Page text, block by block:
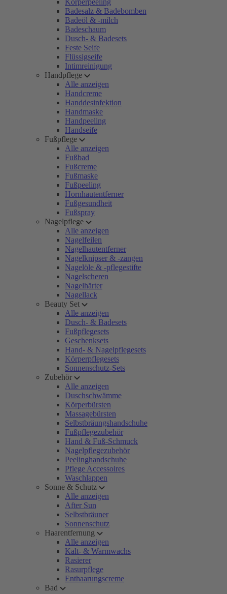
Körperpeeling
Badesalz & Badebomben
Badeöl & -milch
Badeschaum
Dusch- & Badesets
Feste Seife
Flüssigseife
Intimreinigung
Handpflege
Alle anzeigen
Handcreme
Handdesinfektion
Handmaske
Handpeeling
Handseife
Fußpflege
Alle anzeigen
Fußbad
Fußcreme
Fußmaske
Fußpeeling
Hornhautentferner
Fußgesundheit
Fußspray
Nagelpflege
Alle anzeigen
Nagelfeilen
Nagelhautentferner
Nagelknipser & -zangen
Nagelöle & -pflegestifte
Nagelscheren
Nagelhärter
Nagellack
Beauty Set
Alle anzeigen
Dusch- & Badesets
Fußpflegesets
Geschenksets
Hand- & Nagelpflegesets
Körperpflegesets
Sonnenschutz-Sets
Zubehör
Alle anzeigen
Duschschwämme
Körperbürsten
Massagebürsten
Selbstbräungshandschuhe
Fußpflegezubehör
Hand & Fuß-Schmuck
Nagelpflegezubehör
Peelinghandschuhe
Pflege Accessoires
Waschlappen
Sonne & Schutz
Alle anzeigen
After Sun
Selbstbräuner
Sonnenschutz
Haarentfernung
Alle anzeigen
Kalt- & Warmwachs
Rasierer
Rasurpflege
Enthaarungscreme
Bad